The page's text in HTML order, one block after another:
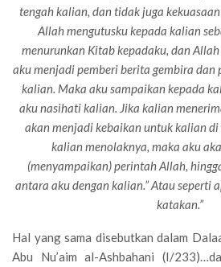
tengah kalian, dan tidak juga
Allah mengutusku kepada kalian
menurunkan Kitab kepadaku, dan
aku menjadi pemberi berita gembira dan
kalian. Maka aku sampaikan kepada
aku nasihati kalian. Jika kalian
akan menjadi kebaikan untuk kalian
kalian menolaknya, maka aku
(menyampaikan) perintah Allah,
antara aku dengan kalian.” Atau seperti
katakan.”
Hal yang sama disebutkan dalam
Abu Nu’aim al-Ashbahani (I/